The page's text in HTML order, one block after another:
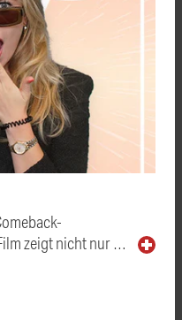
zeigt nicht nur …